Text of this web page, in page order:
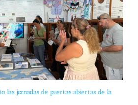
las jornadas de puertas abiertas de la